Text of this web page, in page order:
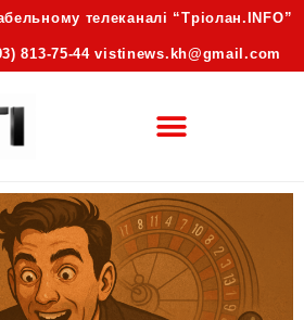
телеканалі “Трiолан.INFO”
813-75-44 vistinews.kh@gmail.com